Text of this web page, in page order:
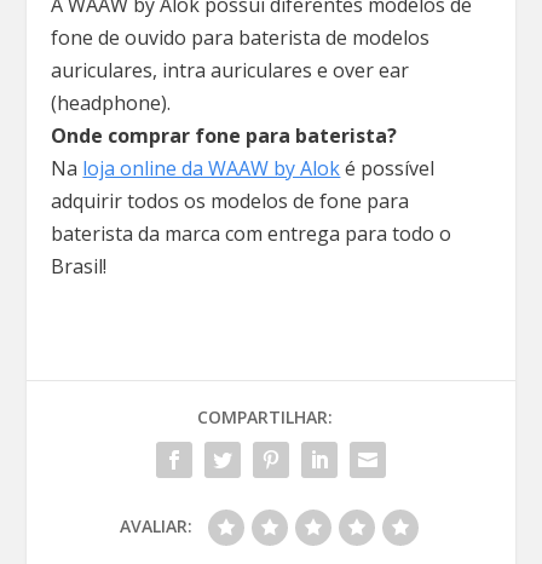
fone de ouvido para baterista de modelos
auriculares, intra auriculares e over ear
(headphone).
Onde comprar fone para baterista?
Na loja online da WAAW by Aloké possível
adquirir todos os modelos de fone para
baterista da marca com entrega para todo o
Brasil!
COMPARTILHAR:
AVALIAR: